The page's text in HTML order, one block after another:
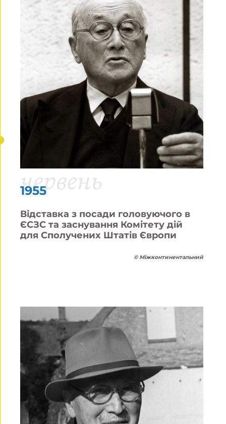
1955
червень
Відставка з посади головуючого в
ЄСЗС та заснування Комітету дій
для Сполучених Штатів Європи
© Міжконтинентальний